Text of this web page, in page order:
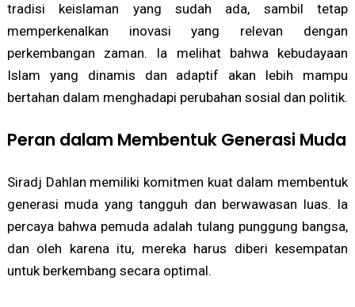
tradisi keislaman yang sudah ada, sambil tetap
memperkenalkan inovasi yang relevan dengan
perkembangan zaman. Ia melihat bahwa kebudayaan
Islam yang dinamis dan adaptif akan lebih mampu
bertahan dalam menghadapi perubahan sosial dan politik.
Peran dalam Membentuk Generasi Muda
Siradj Dahlan memiliki komitmen kuat dalam membentuk
generasi muda yang tangguh dan berwawasan luas. Ia
percaya bahwa pemuda adalah tulang punggung bangsa,
dan oleh karena itu, mereka harus diberi kesempatan
untuk berkembang secara optimal.